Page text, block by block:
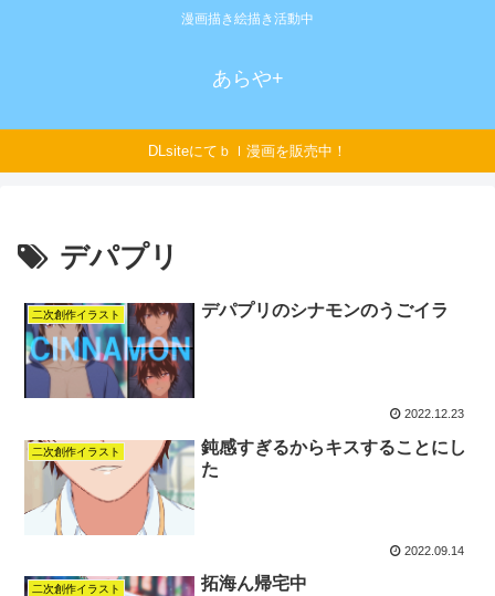
漫画描き絵描き活動中
あらや+
DLsiteにてｂｌ漫画を販売中！
デパプリ
二次創作イラスト デパプリのシナモンのうごイラ
2022.12.23
二次創作イラスト
鈍感すぎるからキスすることにし
た
2022.09.14
二次創作イラスト 拓海ん帰宅中